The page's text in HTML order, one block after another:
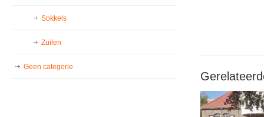
Sokkels
Zuilen
Geen categorie